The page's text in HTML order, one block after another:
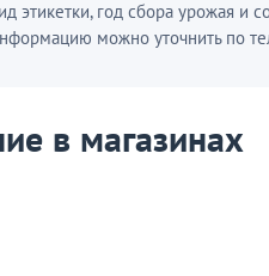
этикетки, год сбора урожая и
можно уточнить по
в магазинах